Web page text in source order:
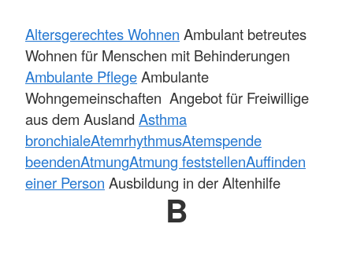
Altersgerechtes Wohnen Ambulant betreutes
Wohnen für Menschen mit Behinderungen
Ambulante PflegeAmbulante
Wohngemeinschaften Angebot für Freiwillige
aus dem Ausland Asthma
bronchialeAtemrhythmusAtemspende
beendenAtmungAtmung feststellenAuffinden
einer Person Ausbildung in der Altenhilfe
B